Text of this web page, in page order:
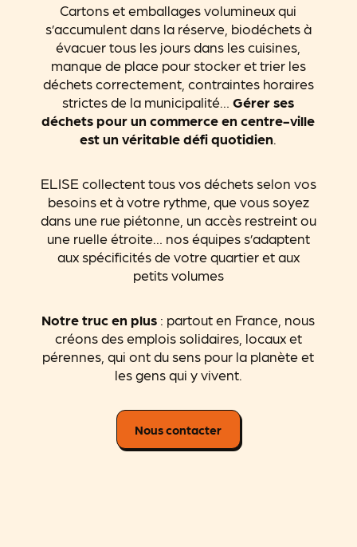
Cartons et emballages volumineux qui
s’accumulent dans la réserve, biodéchets à
évacuer tous les jours dans les cuisines,
manque de place pour stocker et trier les
déchets correctement, contraintes horaires
strictes de la municipalité…Gérer ses
déchets pour un commerce en centre-ville
est un véritable défi quotidien.
ELISE collectent tous vos déchets selon vos
besoins et à votre rythme, que vous soyez
dans une rue piétonne, un accès restreint ou
une ruelle étroite… nos équipes s’adaptent
aux spécificités de votre quartier et aux
petits volumes
Notre truc en plus : partout en France, nous
créons des emplois solidaires, locaux et
pérennes, qui ont du sens pour la planète et
les gens qui y vivent.
Nous contacter